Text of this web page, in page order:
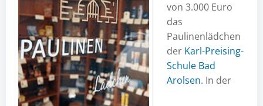
von 3.000 Euro
das
Paulinenlädchen
der Karl-Preising-
Schule Bad
Arolsen. In der